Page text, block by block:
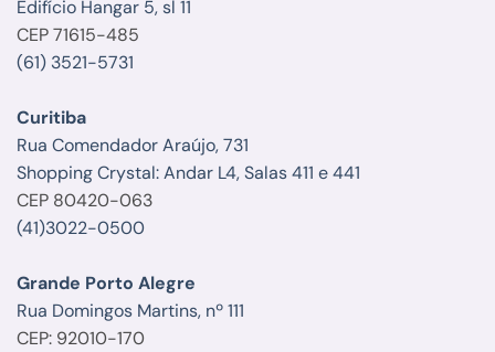
Edifício Hangar 5, sl 11
CEP 71615-485
(61) 3521-5731
Curitiba
Rua Comendador Araújo, 731
Shopping Crystal: Andar L4, Salas 411 e 441
CEP 80420-063
(41)3022-0500
Grande Porto Alegre
Rua Domingos Martins, nº 111
CEP: 92010-170